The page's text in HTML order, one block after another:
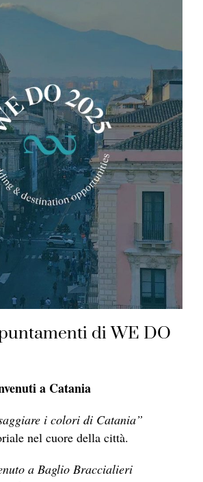
di WE DO
a Catania
i colori di Catania”
nel cuore della città.
a Baglio Braccialieri